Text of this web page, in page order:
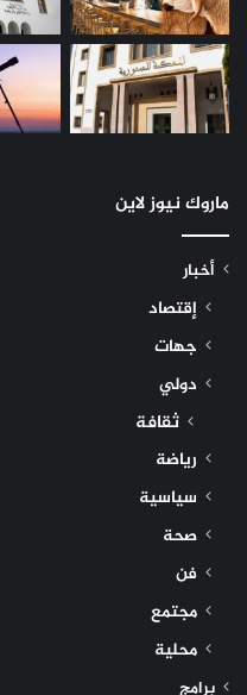
ماروك نيوز لاين
أخبار
إقتصاد
جهات
دولي
ثقافة
رياضة
سياسية
صحة
فن
مجتمع
محلية
برامج